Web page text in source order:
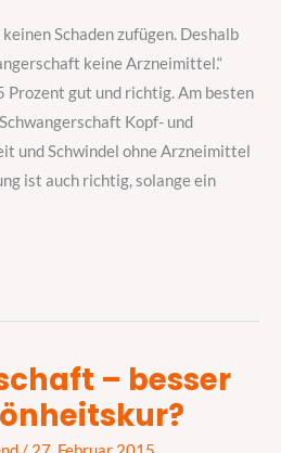
Schaden zufügen. Deshalb
keine Arzneimittel.“
Prozent gut und richtig. Am besten
Kopf- und
und Schwindel ohne Arzneimittel
ist auch richtig, solange ein
– besser